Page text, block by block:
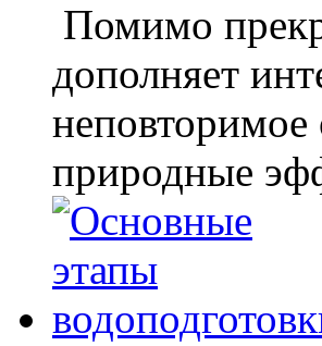
Помимо
дополняет
неповторимое
природные